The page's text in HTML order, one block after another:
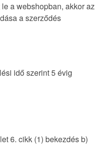
a webshopban, akkor az
a szerződés
idő szerint 5 évig
6. cikk (1) bekezdés b)